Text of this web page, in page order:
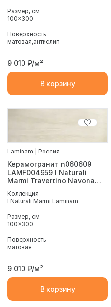
Размер, см
100x300
Поверхность
матовая антислип
9 010 ₽/м²
В корзину
Laminam | Россия
Керамогранит n060609
LAMF004959 I Naturali
Marmi Travertino Navona
Коллекция
I Naturali Marmi Laminam
Размер, см
100x300
Поверхность
матовая
9 010 ₽/м²
В корзину